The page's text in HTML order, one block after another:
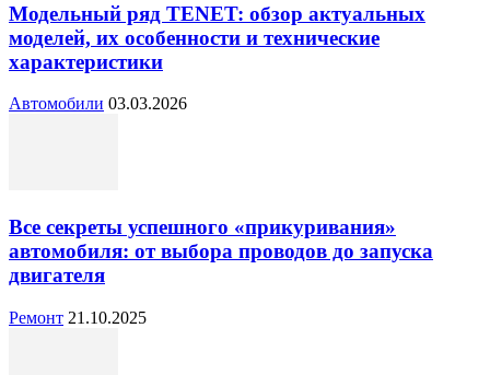
Модельный ряд TENET: обзор актуальных
моделей, их особенности и технические
характеристики
Автомобили 03.03.2026
Все секреты успешного «прикуривания»
автомобиля: от выбора проводов до запуска
двигателя
Ремонт 21.10.2025